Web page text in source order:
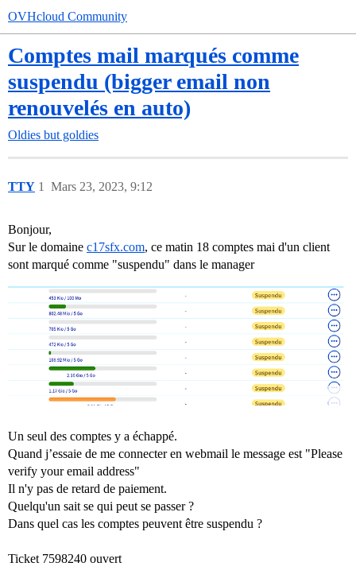
OVHcloud Community
Comptes mail marqués comme
suspendu (bigger email non
renouvelés en auto)
Oldies but goldies
TTY Mars 23, 2023, 9:12
1
Bonjour,
Sur le domaine c17sfx.com, ce matin 18 comptes mai d'un client
sont marqué comme "suspendu" dans le manager
Un seul des comptes y a échappé.
Quand j’essaie de me connecter en webmail le message est "Please
verify your email address"
Il n'y pas de retard de paiement.
Quelqu'un sait se qui peut se passer ?
Dans quel cas les comptes peuvent être suspendu ?
Ticket 7598240 ouvert